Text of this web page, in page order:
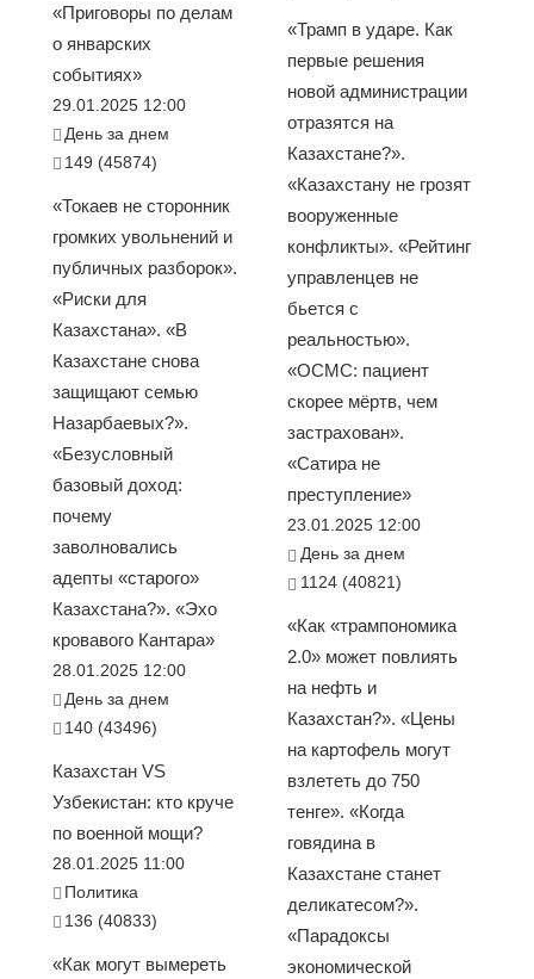
«Приговоры по делам
о январских
событиях»
29.01.2025 12:00
День за днем
149 (45874)
«Токаев не сторонник
громких увольнений и
публичных разборок».
«Риски для
Казахстана». «В
Казахстане снова
защищают семью
Назарбаевых?».
«Безусловный
базовый доход:
почему
заволновались
адепты «старого»
Казахстана?». «Эхо
кровавого Кантара»
28.01.2025 12:00
День за днем
140 (43496)
Казахстан VS
Узбекистан: кто круче
по военной мощи?
28.01.2025 11:00
Политика
136 (40833)
«Как могут вымереть
«Трамп в ударе. Как
первые решения
новой администрации
отразятся на
Казахстане?».
«Казахстану не грозят
вооруженные
конфликты». «Рейтинг
управленцев не
бьется с
реальностью».
«ОСМС: пациент
скорее мёртв, чем
застрахован».
«Сатира не
преступление»
23.01.2025 12:00
День за днем
1124 (40821)
«Как «трампономика
2.0» может повлиять
на нефть и
Казахстан?». «Цены
на картофель могут
взлететь до 750
тенге». «Когда
говядина в
Казахстане станет
деликатесом?».
«Парадоксы
экономической